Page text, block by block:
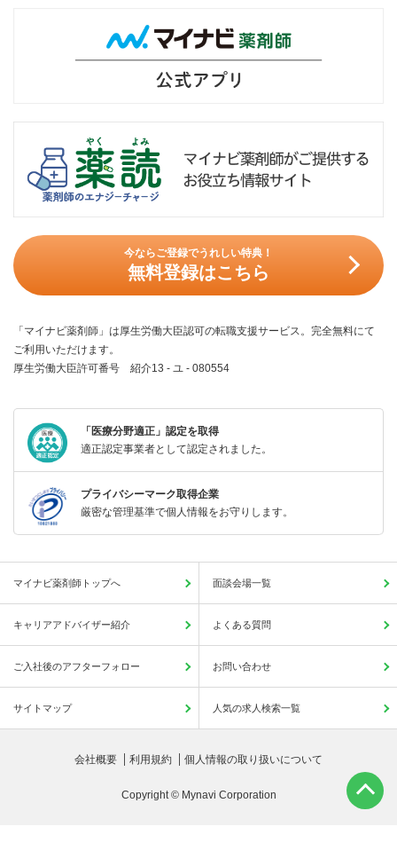
今ならご登録でうれしい特典！
無料登録はこちら
「マイナビ薬剤師」は厚生労働大臣認可の転職支援サービス。完全無料にて
ご利用いただけます。
厚生労働大臣許可番号 紹介13 - ユ - 080554
「医療分野適正」認定を取得
適正認定事業者として認定されました。
プライバシーマーク取得企業
厳密な管理基準で個人情報をお守りします。
マイナビ薬剤師トップへ 面談会場一覧
キャリアアドバイザー紹介 よくある質問
ご入社後のアフターフォロー お問い合わせ
サイトマップ 人気の求人検索一覧
会社概要 利用規約 個人情報の取り扱いについて
Copyright © Mynavi Corporation